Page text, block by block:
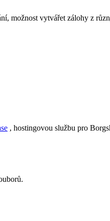
možnost vytvářet zálohy z
, hostingovou službu pro